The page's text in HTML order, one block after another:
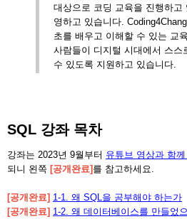
대상으로 코딩 교육을 진행하고
영하고 있습니다.
초를 배우고 이해할 수 있는 교
사람들이 디지털 시대에서 스스
수 있도록 지원하고 있습니다.
SQL 강좌 목차
강좌는 2023년 9월부터 유튜브 영상과 함
되니 왼쪽 [공개완료] 를 참고하세요.
[공개완료] 1-1. 왜 SQL을 공부해야 하는가
[공개완료] 1-2. 왜 데이터베이스를 만들었